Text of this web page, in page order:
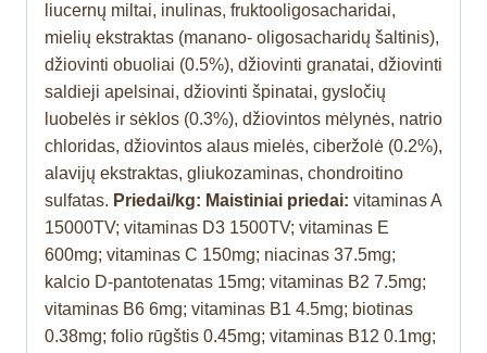
liucernų miltai, inulinas, fruktooligosacharidai,
mielių ekstraktas (manano- oligosacharidų šaltinis),
džiovinti obuoliai (0.5%), džiovinti granatai, džiovinti
saldieji apelsinai, džiovinti špinatai, gysločių
luobelės ir sėklos (0.3%), džiovintos mėlynės, natrio
chloridas, džiovintos alaus mielės, ciberžolė (0.2%),
alavijų ekstraktas, gliukozaminas, chondroitino
sulfatas. Priedai/kg: Maistiniai priedai: vitaminas A
15000TV; vitaminas D3 1500TV; vitaminas E
600mg; vitaminas C 150mg; niacinas 37.5mg;
kalcio D-pantotenatas 15mg; vitaminas B2 7.5mg;
vitaminas B6 6mg; vitaminas B1 4.5mg; biotinas
0.38mg; folio rūgštis 0.45mg; vitaminas B12 0.1mg;